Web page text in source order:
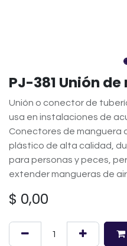
PJ-381 Unión
Unión o conector de
usa en instalaciones de
Conectores de manguera
plástico de alta calidad,
para personas y peces,
extender mangueras de
$ 0,00